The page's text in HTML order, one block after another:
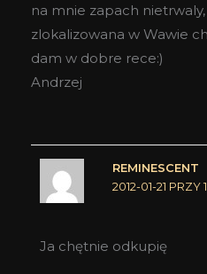
na mnie zapach
zlokalizowana w Wawie
dam w dobre rece:)
Andrzej
REMINESCENT
2012-01-21 PRZY
Ja chętnie odkupię